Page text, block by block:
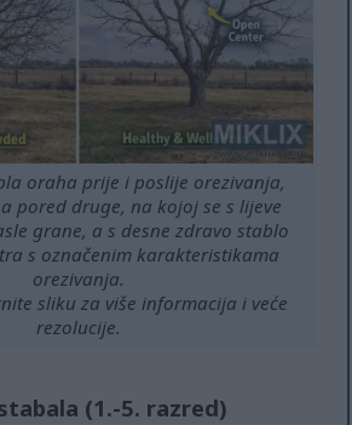
oraha prije i poslije orezivanja,
pored druge, na kojoj se s lijeve
grane, a s desne zdravo stablo
s označenim karakteristikama
orezivanja.
sliku za više informacija i veće
rezolucije.
(1.-5. razred)